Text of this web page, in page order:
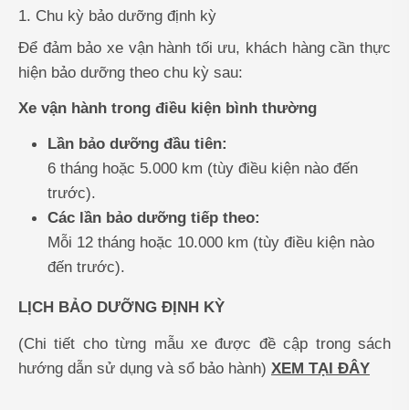
1. Chu kỳ bảo dưỡng định kỳ
Để đảm bảo xe vận hành tối ưu, khách hàng cần thực
hiện bảo dưỡng theo chu kỳ sau:
Xe vận hành trong điều kiện bình thường
Lần bảo dưỡng đầu tiên:
6 tháng hoặc 5.000 km (tùy điều kiện nào đến
trước).
Các lần bảo dưỡng tiếp theo:
Mỗi 12 tháng hoặc 10.000 km (tùy điều kiện nào
đến trước).
LỊCH BẢO DƯỠNG ĐỊNH KỲ
(Chi tiết cho từng mẫu xe được đề cập trong sách
hướng dẫn sử dụng và sổ bảo hành) XEM TẠI ĐÂY